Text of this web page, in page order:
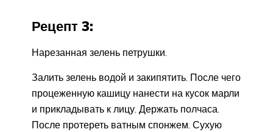
Рецепт 3:
Нарезанная зелень петрушки.
Залить зелень водой и закипятить. После чего
процеженную кашицу нанести на кусок марли
и прикладывать к лицу. Держать полчаса.
После протереть ватным спонжем. Сухую